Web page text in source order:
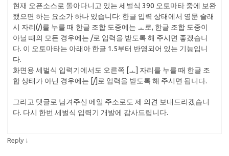
현재 오픈소스로 돌아다니고 있는 세벌식 390 오토마타 중에 보완
했으면 하는 요소가 하나 있습니다: 한글 입력 상태에서 영문 슬래
시 자리(/)를 누를 때 한글 조합 도중에는 ㅗ로, 한글 조합 도중이
아닐 때의 모든 경우에는 /로 입력을 받도록 해 주시면 좋겠습니
다. 이 오토마타는 아래아 한글 1.5부터 반영되어 있는 기능입니
다.
화면용 세벌식 입력기에서도 오른쪽 [ㅗ] 자리를 누를 때 한글 조
합 상태가 아닌 경우에는 [/]로 입력을 받도록 해 주시면 됩니다.
그리고 댓글로 남겨주신 메일 주소로도 제 의견 보내드리겠습니
다. 다시 한번 세벌식 입력기 개발에 감사드립니다.
Reply ↓